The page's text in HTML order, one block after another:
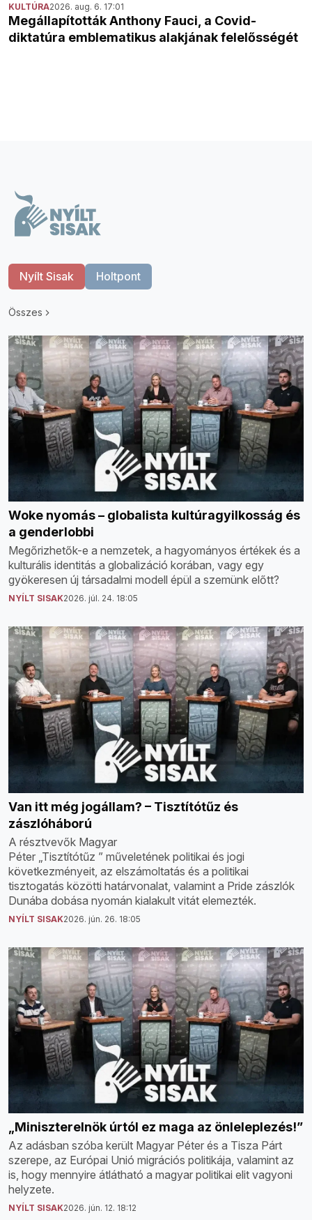
KULTÚRA2026. aug. 6. 17:01
Megállapították Anthony Fauci, a Covid-
diktatúra emblematikus alakjának felelősségét
Nyílt Sisak Holtpont
Összes
Woke nyomás – globalista kultúragyilkosság és
a genderlobbi
Megőrizhetők-e a nemzetek, a hagyományos értékek és a
kulturális identitás a globalizáció korában, vagy egy
gyökeresen új társadalmi modell épül a szemünk előtt?
NYÍLT SISAK2026. júl. 24. 18:05
Van itt még jogállam? – Tisztítótűz és
zászlóháború
A résztvevők Magyar
Péter „Tisztítótűz ” műveletének politikai és jogi
következményeit, az elszámoltatás és a politikai
tisztogatás közötti határvonalat, valamint a Pride zászlók
Dunába dobása nyomán kialakult vitát elemezték.
NYÍLT SISAK2026. jún. 26. 18:05
„Miniszterelnök úrtól ez maga az önleleplezés!”
Az adásban szóba került Magyar Péter és a Tisza Párt
szerepe, az Európai Unió migrációs politikája, valamint az
is, hogy mennyire átlátható a magyar politikai elit vagyoni
helyzete.
NYÍLT SISAK2026. jún. 12. 18:12